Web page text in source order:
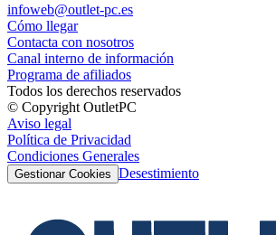
infoweb@outlet-pc.es
Cómo llegar
Contacta con nosotros
Canal interno de información
Programa de afiliados
Todos los derechos reservados
© Copyright OutletPC
Aviso legal
Política de Privacidad
Condiciones Generales
Gestionar Cookies Desestimiento